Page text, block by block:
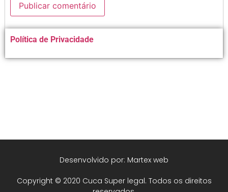
Alternative:
Política de Privacidade
Copyright © 2020 Cuca Super legal. Todos os direitos
Desenvolvido por: Martex web